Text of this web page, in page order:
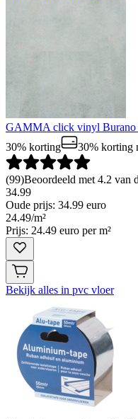
GAMMA click vinyl Burano
30% korting
30% korting
(99)Beoordeeld met 4.2 van
34.99
Oude prijs: 34.99 euro
24.49/m²
Prijs: 24.49 euro per m²
Bekijk alles in pvc vloer